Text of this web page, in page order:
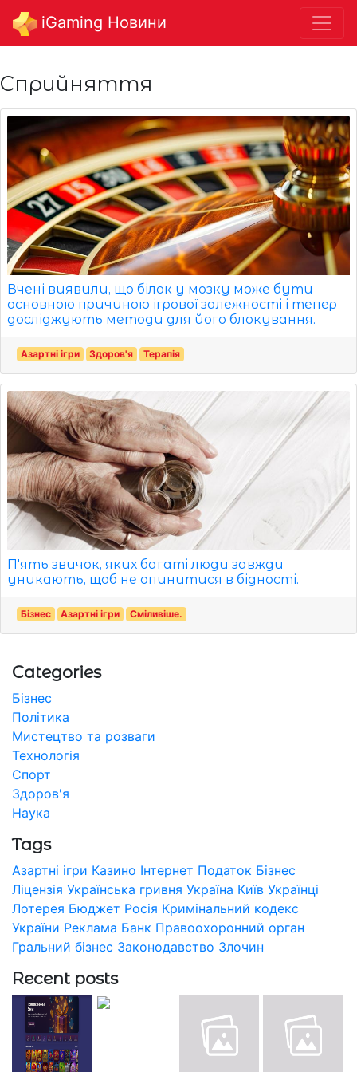
iGaming Новини
Сприйняття
Вчені виявили, що білок у мозку може бути
основною причиною ігрової залежності і тепер
досліджують методи для його блокування.
Азартні ігри Здоров'я Терапія
П'ять звичок, яких багаті люди завжди
уникають, щоб не опинитися в бідності.
Бізнес Азартні ігри Сміливіше.
Categories
Бізнес
Політика
Мистецтво та розваги
Технологія
Спорт
Здоров'я
Наука
Tags
Азартні ігри Казино Інтернет Податок Бізнес
Ліцензія Українська гривня Україна Київ Українці
Лотерея Бюджет Росія Кримінальний кодекс
України Реклама Банк Правоохоронний орган
Гральний бізнес Законодавство Злочин
Recent posts